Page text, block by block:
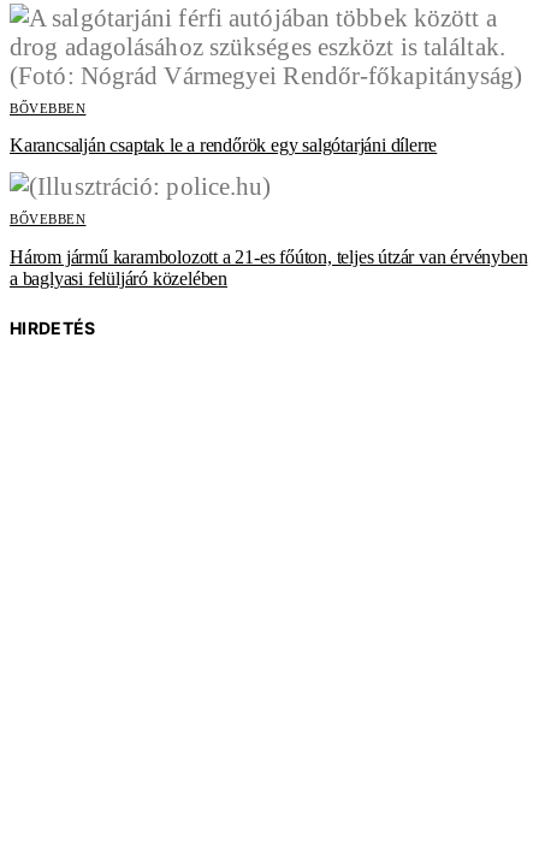
BŐVEBBEN
Karancsalján csaptak le a rendőrök egy salgótarjáni dílerre
BŐVEBBEN
Három jármű karambolozott a 21-es főúton, teljes útzár van érvényben
a baglyasi felüljáró közelében
HIRDETÉS